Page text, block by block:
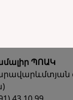
ՊՈԱԿ